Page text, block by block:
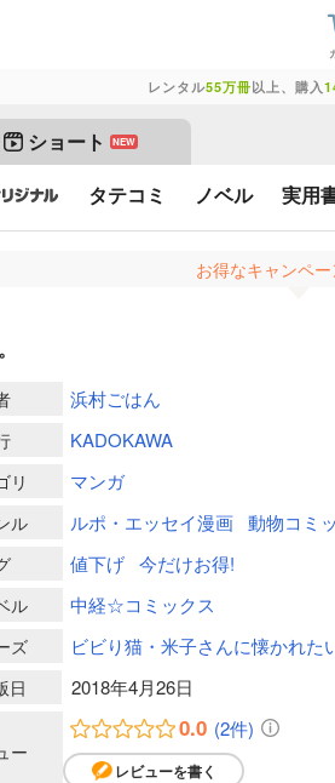
レンタル55万冊以上、購入
ショート NEW
タテコミ ノベル 実用
お得なキャンペー
浜村ごはん
KADOKAWA
リ マンガ
ル ルポ・エッセイ漫画 動物コミ
値下げ 今だけお得!
ル 中経☆コミックス
ズ ビビり猫・米子さんに懐かれた
日 2018年4月26日
ー
0.0 (2件)
レビューを書く